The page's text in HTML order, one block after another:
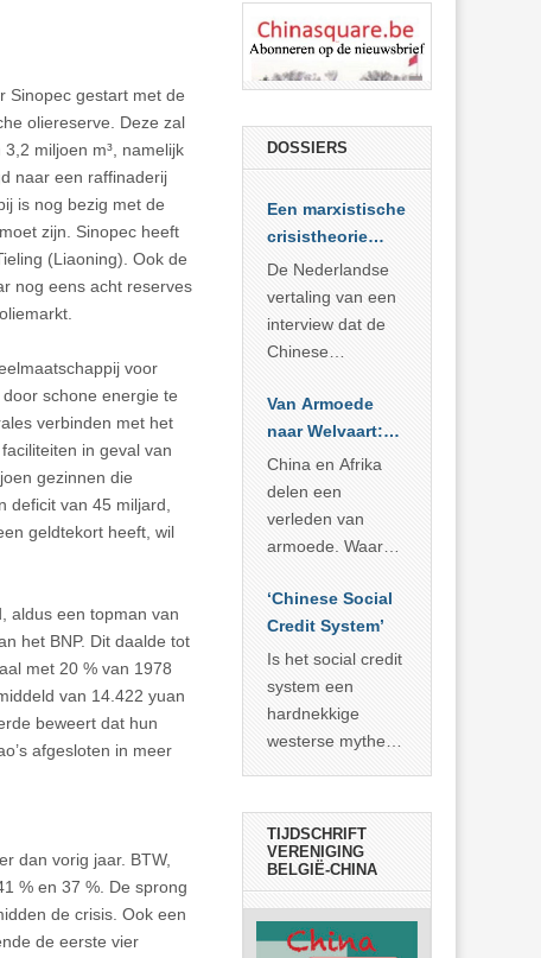
Sinopec gestart met de
oliereserve. Deze zal
miljoen m³, namelijk
naar een raffinaderij
is nog bezig met de
zijn. Sinopec heeft
(Liaoning). Ook de
nog eens acht reserves
voor
schone energie te
verbinden met het
in geval van
gezinnen die
deficit van 45 miljard,
geldtekort heeft, wil
aldus een topman van
het BNP. Dit daalde tot
met 20 % van 1978
van 14.422 yuan
beweert dat hun
afgesloten in meer
dan vorig jaar. BTW,
% en 37 %. De sprong
de crisis. Ook een
de eerste vier
DOSSIERS
Een marxistische
crisistheorie
voor vandaag
De Nederlandse
vertaling van een
interview dat de
Chinese
Sociale
Wetenschappen
afnam van de
Britse
marxistische
econoom Michael
zien dat
… >> lees meer
Van Armoede
naar Welvaart:
Wat Afrika kan
leren van
China’s
economisch
China en Afrika
delen een
verleden van
armoede. Waar
voorbije veertig
jaar in slaagde
meer dan 800
miljoen mensen
uit de armoede
… >> lees meer
‘Chinese Social
Credit System’
Is het social credit
system een
hardnekkige
westerse mythe of
TIJDSCHRIFT
VERENIGING
BELGIË-CHINA